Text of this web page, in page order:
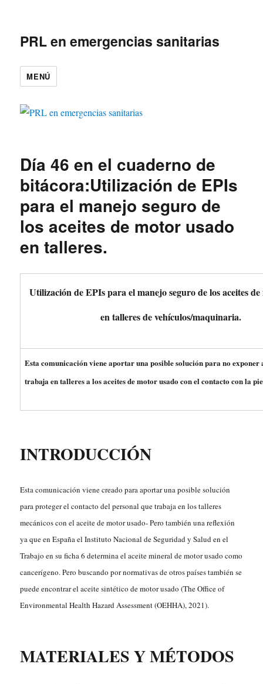
PRL en emergencias sanitarias
MENÚ
Día 46 en el cuaderno de
bitácora:Utilización de EPIs
para el manejo seguro de
los aceites de motor usado
en talleres.
Utilización de EPIs para el manejo seguro de los aceites
en talleres de vehículos/maquinaria.
Esta comunicación viene aportar una posible solución para no exponer
trabaja en talleres a los aceites de motor usado con el contacto con la
INTRODUCCIÓN
Esta comunicación viene creado para aportar una posible solución
para proteger el contacto del personal que trabaja en los talleres
mecánicos con el aceite de motor usado- Pero también una reflexión
ya que en España el Instituto Nacional de Seguridad y Salud en el
Trabajo en su ficha 6 determina el aceite mineral de motor usado como
cancerígeno. Pero buscando por normativas de otros países también se
puede encontrar el aceite sintético de motor usado (The Office of
Environmental Health Hazard Assessment (OEHHA), 2021).
MATERIALES Y MÉTODOS